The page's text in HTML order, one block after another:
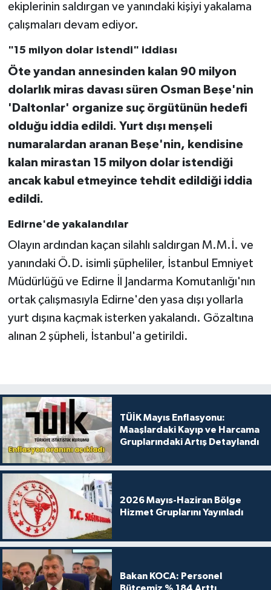
ekiplerinin saldırgan ve yanındaki kişiyi yakalama
çalışmaları devam ediyor.
"15 milyon dolar istendi" iddiası
Öte yandan annesinden kalan 90 milyon
dolarlık miras davası süren Osman Beşe'nin
'Daltonlar' organize suç örgütünün hedefi
olduğu iddia edildi. Yurt dışı menşeli
numaralardan aranan Beşe'nin, kendisine
kalan mirastan 15 milyon dolar istendiği
ancak kabul etmeyince tehdit edildiği iddia
edildi.
Edirne'de yakalandılar
Olayın ardından kaçan silahlı saldırgan M.M.İ. ve
yanındaki Ö.D. isimli şüpheliler, İstanbul Emniyet
Müdürlüğü ve Edirne İl Jandarma Komutanlığı'nın
ortak çalışmasıyla Edirne'den yasa dışı yollarla
yurt dışına kaçmak isterken yakalandı. Gözaltına
alınan 2 şüpheli, İstanbul'a getirildi.
TÜİK Mayıs Enflasyonu:
Maaşlardaki Kayıp ve Harcama
Gruplarındaki Artış Detaylandı
2026 Mayıs-Haziran Bölge
Hizmet Gruplarını Yayınladı
Bakan KOCA: Personel